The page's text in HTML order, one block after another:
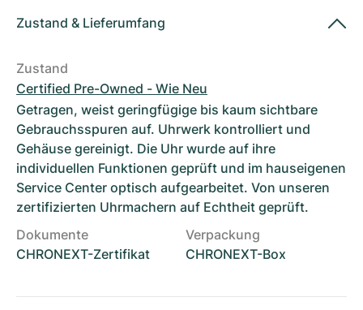
Zustand & Lieferumfang
Zustand
Certified Pre-Owned - Wie Neu
Getragen, weist geringfügige bis kaum sichtbare
Gebrauchsspuren auf. Uhrwerk kontrolliert und
Gehäuse gereinigt. Die Uhr wurde auf ihre
individuellen Funktionen geprüft und im hauseigenen
Service Center optisch aufgearbeitet. Von unseren
zertifizierten Uhrmachern auf Echtheit geprüft.
Dokumente
CHRONEXT-Zertifikat
Verpackung
CHRONEXT-Box